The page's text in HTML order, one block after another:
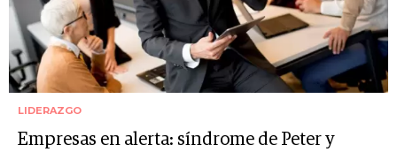
LIDERAZGO
Empresas en alerta: síndrome de Peter y